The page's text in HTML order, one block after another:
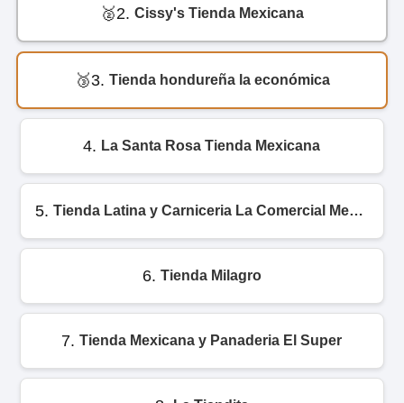
2. Cissy's Tienda Mexicana
3. Tienda hondureña la económica
4. La Santa Rosa Tienda Mexicana
5. Tienda Latina y Carniceria La Comercial Mexico
6. Tienda Milagro
7. Tienda Mexicana y Panaderia El Super